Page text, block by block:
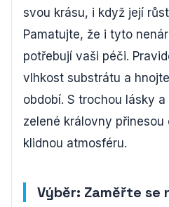
svou krásu, i když její
Pamatujte, že i tyto
potřebují vaši péči.
vlhkost substrátu a
období. S trochou lásky
zelené královny
klidnou atmosféru.
Výběr: Zaměřte se